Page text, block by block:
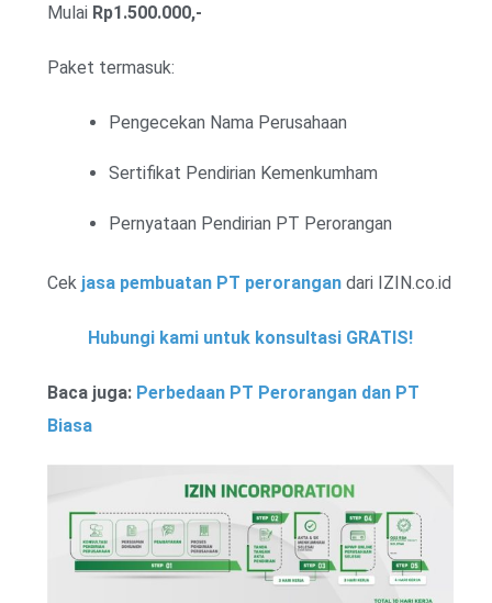
Mulai Rp1.500.000,-
Paket termasuk:
Pengecekan Nama Perusahaan
Sertifikat Pendirian Kemenkumham
Pernyataan Pendirian PT Perorangan
Cek jasa pembuatan PT perorangan dari IZIN.co.id
Hubungi kami untuk konsultasi GRATIS!
Baca juga: Perbedaan PT Perorangan dan PT
Biasa